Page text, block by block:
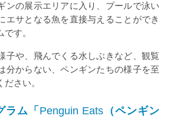
ンの展示エリアに入り、プールで泳い
エサとなる魚を直接与えることができ
す。
子や、飛んでくる水しぶきなど、観覧
分からない、ペンギンたちの様子を至
さい。
ラム「 Penguin Eats （ペンギン